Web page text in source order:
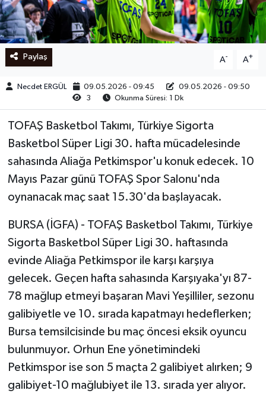
Paylaş A- A+
Necdet ERGÜL 09.05.2026 - 09:45
09.05.2026 - 09:50
3
Okunma Süresi: 1 Dk
TOFAŞ Basketbol Takımı, Türkiye Sigorta
Basketbol Süper Ligi 30. hafta mücadelesinde
sahasında Aliağa Petkimspor'u konuk edecek. 10
Mayıs Pazar günü TOFAŞ Spor Salonu'nda
oynanacak maç saat 15.30'da başlayacak.
BURSA (İGFA) - TOFAŞ Basketbol Takımı, Türkiye
Sigorta Basketbol Süper Ligi 30. haftasında
evinde Aliağa Petkimspor ile karşı karşıya
gelecek. Geçen hafta sahasında Karşıyaka'yı 87-
78 mağlup etmeyi başaran Mavi Yeşilliler, sezonu
galibiyetle ve 10. sırada kapatmayı hedeflerken;
Bursa temsilcisinde bu maç öncesi eksik oyuncu
bulunmuyor. Orhun Ene yönetimindeki
Petkimspor ise son 5 maçta 2 galibiyet alırken; 9
galibiyet-10 mağlubiyet ile 13. sırada yer alıyor.
Ege
İzmir
İletişim
Künye
Yerel